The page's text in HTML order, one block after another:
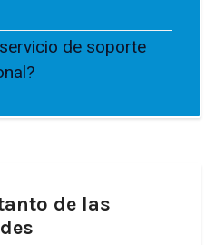
de soporte
de las